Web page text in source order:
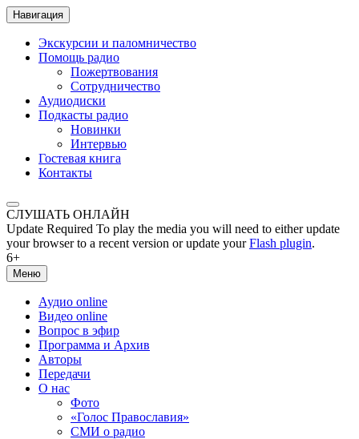
Навигация
Экскурсии и паломничество
Помощь радио
Пожертвования
Сотрудничество
Аудиодиски
Подкасты радио
Новинки
Интервью
Гостевая книга
Контакты
СЛУШАТЬ ОНЛАЙН
Update Required To play the media you will need to either update
your browser to a recent version or update yourFlash plugin.
6+
Меню
Аудио online
Видео online
Вопрос в эфир
Программа и Архив
Авторы
Передачи
О нас
Фото
«Голос Православия»
СМИ о радио